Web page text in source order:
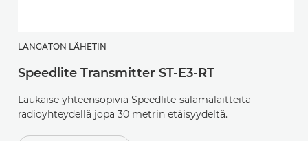
LANGATON LÄHETIN
Speedlite Transmitter ST-E3-RT
Laukaise yhteensopivia Speedlite-salamalaitteita
radioyhteydellä jopa 30 metrin etäisyydeltä.